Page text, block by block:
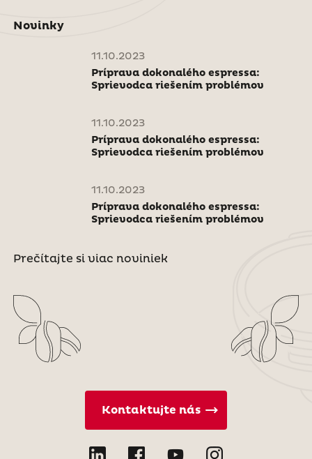
Novinky
11.10.2023
Príprava dokonalého espressa:
Sprievodca riešením problémov
11.10.2023
Príprava dokonalého espressa:
Sprievodca riešením problémov
11.10.2023
Príprava dokonalého espressa:
Sprievodca riešením problémov
Prečítajte si viac noviniek
Kontaktujte nás